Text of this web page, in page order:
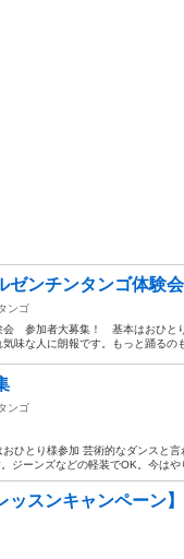
ゼンチンタンゴ体
ンゴ
参加者大募集！ 基本はおひと
味な人に朗報です。もっと踊るの
ンゴ
とり様参加 芸術的なダンスと言
ジーンズなどの軽装でOK。今はや
ッスンキャンペーン】